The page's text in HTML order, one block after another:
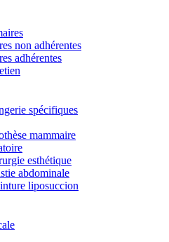
non adhérentes
adhérentes
spécifiques
mammaire
esthétique
abdominale
liposuccion